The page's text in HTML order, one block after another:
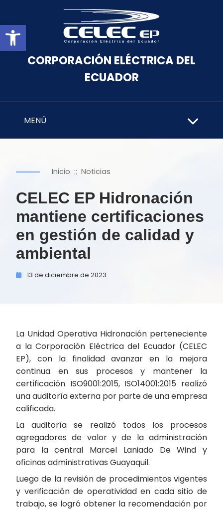
Abrir barra de herramientas
CORPORACIÓN ELÉCTRICA DEL
ECUADOR
MENÚ
Inicio :: Noticias
CELEC EP Hidronación
mantiene certificaciones
en gestión de calidad y
ambiental
13 de diciembre de 2023
La Unidad Operativa Hidronación perteneciente
a la Corporación Eléctrica del Ecuador (CELEC
EP), con la finalidad avanzar en la mejora
continua en sus procesos y mantener la
certificación ISO9001:2015, ISO14001:2015 realizó
una auditoría externa por parte de una empresa
calificada.
La auditoría se realizó todos los procesos
agregadores de valor y de la administración
para la central Marcel Laniado De Wind y
oficinas administrativas Guayaquil.
Luego de la revisión de procedimientos vigentes
y verificación de operatividad en cada sitio de
trabajo, se logró obtener la recomendación por